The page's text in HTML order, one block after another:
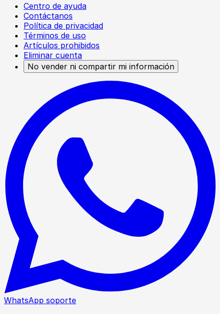
Centro de ayuda
Contáctanos
Política de privacidad
Términos de uso
Artículos prohibidos
Eliminar cuenta
No vender ni compartir mi información
WhatsApp soporte